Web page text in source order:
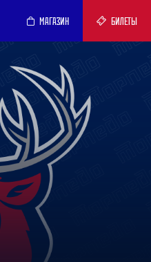
МАГАЗИН БИЛЕТЫ